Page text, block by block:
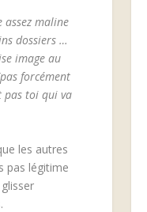
assez maline
dossiers …
image au
forcément
pas toi qui va
les autres
pas légitime